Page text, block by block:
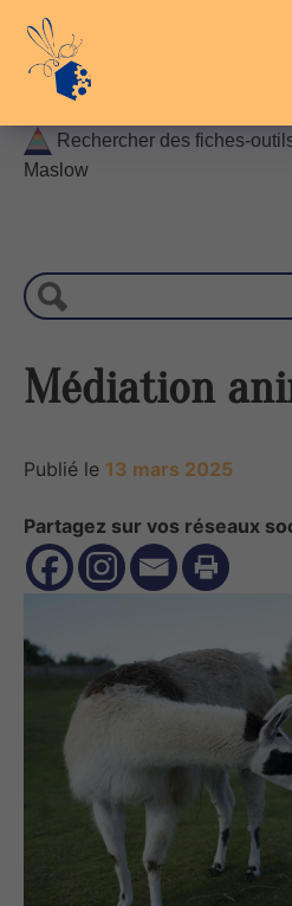
content
Rechercher des fiches-
Maslow
c
h
r
c
Médiation
Publié le 13 mars 2025
Partagez sur vos réseaux